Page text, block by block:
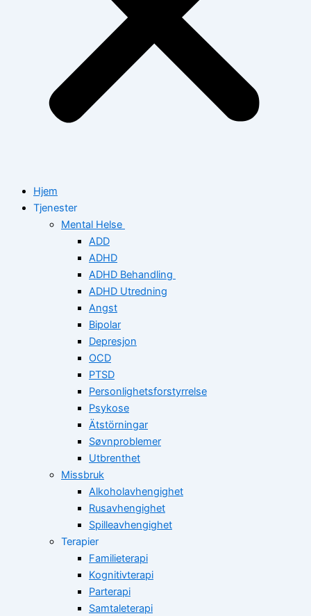
Hjem
Tjenester
Mental Helse
ADD
ADHD
ADHD Behandling
ADHD Utredning
Angst
Bipolar
Depresjon
OCD
PTSD
Personlighetsforstyrrelse
Psykose
Ätstörningar
Søvnproblemer
Utbrenthet
Missbruk
Alkoholavhengighet
Rusavhengighet
Spilleavhengighet
Terapier
Familieterapi
Kognitivterapi
Parterapi
Samtaleterapi